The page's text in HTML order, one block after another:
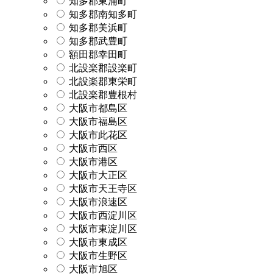
知多郡南知多町
知多郡美浜町
知多郡武豊町
額田郡幸田町
北設楽郡設楽町
北設楽郡東栄町
北設楽郡豊根村
大阪市都島区
大阪市福島区
大阪市此花区
大阪市西区
大阪市港区
大阪市大正区
大阪市天王寺区
大阪市浪速区
大阪市西淀川区
大阪市東淀川区
大阪市東成区
大阪市生野区
大阪市旭区